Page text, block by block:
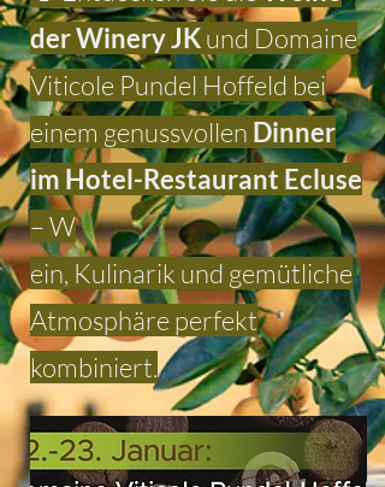
der Winery JKund Domaine
Viticole Pundel Hoffeld bei
einem genussvollen Dinner
im Hotel-Restaurant Ecluse
– W
ein, Kulinarik und gemütliche
Atmosphäre perfekt
kombiniert.